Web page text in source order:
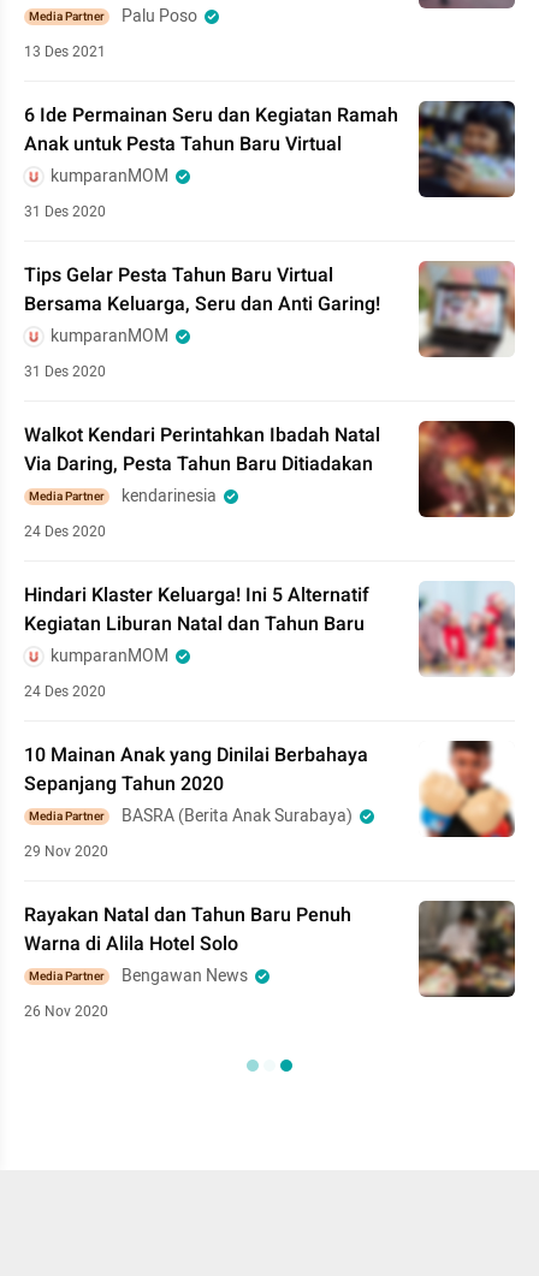
Media Partner Palu Poso
13 Des 2021
6 Ide Permainan Seru dan Kegiatan Ramah
Anak untuk Pesta Tahun Baru Virtual
kumparanMOM
31 Des 2020
Tips Gelar Pesta Tahun Baru Virtual
Bersama Keluarga, Seru dan Anti Garing!
kumparanMOM
31 Des 2020
Walkot Kendari Perintahkan Ibadah Natal
Via Daring, Pesta Tahun Baru Ditiadakan
Media Partner kendarinesia
24 Des 2020
Hindari Klaster Keluarga! Ini 5 Alternatif
Kegiatan Liburan Natal dan Tahun Baru
kumparanMOM
24 Des 2020
10 Mainan Anak yang Dinilai Berbahaya
Sepanjang Tahun 2020
Media Partner BASRA (Berita Anak Surabaya)
29 Nov 2020
Rayakan Natal dan Tahun Baru Penuh
Warna di Alila Hotel Solo
Media Partner Bengawan News
26 Nov 2020